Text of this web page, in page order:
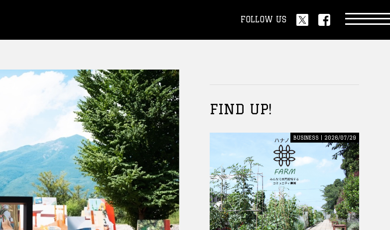
FOLLOW US
FIND UP!
BUSINESS | 2026/07/29